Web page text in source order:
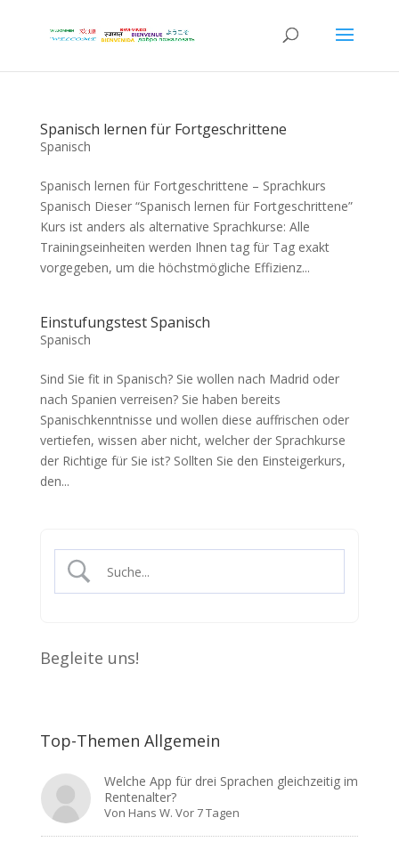
Spanisch lernen für Fortgeschrittene
Spanisch
Spanisch lernen für Fortgeschrittene – Sprachkurs
Spanisch Dieser “Spanisch lernen für Fortgeschrittene”
Kurs ist anders als alternative Sprachkurse: Alle
Trainingseinheiten werden Ihnen tag für Tag exakt
vorgegeben, um die höchstmögliche Effizienz...
Einstufungstest Spanisch
Spanisch
Sind Sie fit in Spanisch? Sie wollen nach Madrid oder
nach Spanien verreisen? Sie haben bereits
Spanischkenntnisse und wollen diese auffrischen oder
vertiefen, wissen aber nicht, welcher der Sprachkurse
der Richtige für Sie ist? Sollten Sie den Einsteigerkurs,
den...
Begleite uns!
Top-Themen Allgemein
Welche App für drei Sprachen gleichzeitig im
Rentenalter?
Von Hans W. Vor 7 Tagen